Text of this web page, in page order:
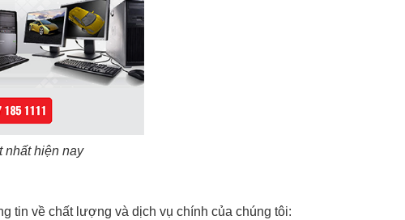
nhất hiện nay
tin về chất lượng và dịch vụ chính của chúng tôi: